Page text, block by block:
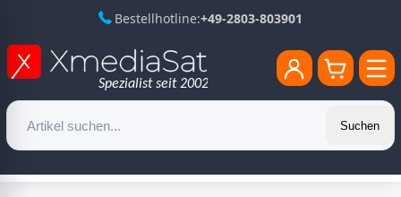
Bestellhotline:+49-2803-803901
Suchen